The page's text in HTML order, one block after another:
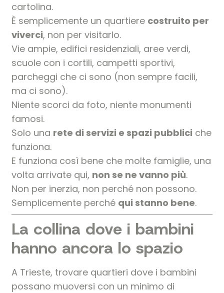
cartolina.
È semplicemente un quartiere costruito per
viverci, non per visitarlo.
Vie ampie, edifici residenziali, aree verdi,
scuole con i cortili, campetti sportivi,
parcheggi che ci sono (non sempre facili,
ma ci sono).
Niente scorci da foto, niente monumenti
famosi.
Solo una rete di servizi e spazi pubblici che
funziona.
E funziona così bene che molte famiglie, una
volta arrivate qui, non se ne vanno più.
Non per inerzia, non perché non possono.
Semplicemente perché qui stanno bene.
La collina dove i bambini
hanno ancora lo spazio
A Trieste, trovare quartieri dove i bambini
possano muoversi con un minimo di